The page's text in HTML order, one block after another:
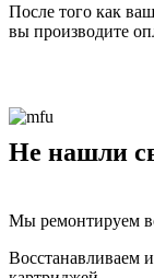
После того как
вы производите
Не нашли
Мы ремонтируем
Восстанавливаем